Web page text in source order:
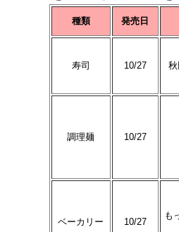
種類 発売日
寿司 10/27
調理麺 10/27
ベーカリー 10/27
も